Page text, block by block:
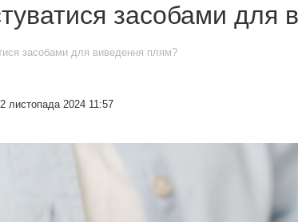
засобами для
засобами для виведення плям?
листопада 2024 11:57